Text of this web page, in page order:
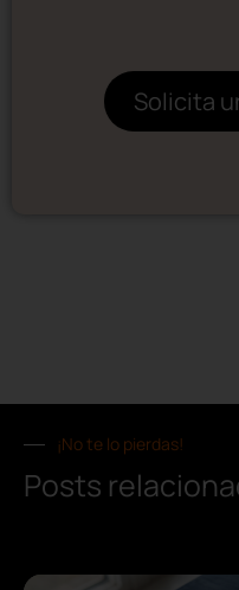
Solicita
¡No te lo pierdas!
Posts